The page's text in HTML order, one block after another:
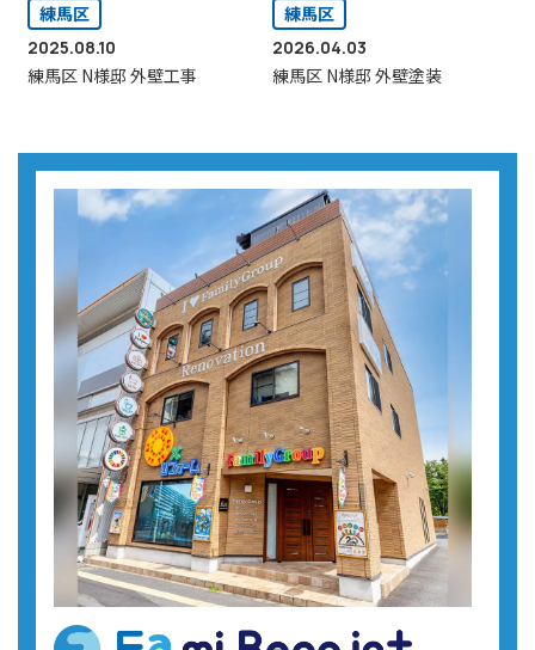
練馬区
2025.08.10
練馬区 N様邸 外壁工事
練馬区
2026.04.03
練馬区 N様邸 外壁塗装